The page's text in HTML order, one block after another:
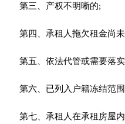
第三、产权不明晰的;
第四、承租人拖欠租金尚
第五、依法代管或需要落
第六、已列入户籍冻结范
第七、承租人在承租房屋